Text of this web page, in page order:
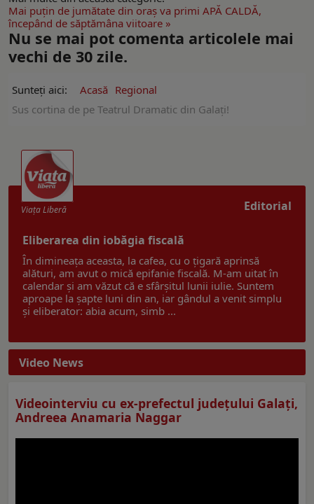
Mai puţin de jumătate din oraş va primi APĂ CALDĂ,
începând de săptămâna viitoare »
Nu se mai pot comenta articolele mai
vechi de 30 zile.
Sunteți aici: Acasă Regional
Sus cortina de pe Teatrul Dramatic din Galaţi!
Editorial
Viaţa Liberă
Eliberarea din iobăgia fiscală
În dimineața aceasta, la cafea, cu o țigară aprinsă
alături, am avut o mică epifanie fiscală. M-am uitat în
calendar și am văzut că e sfârșitul lunii iulie. Suntem
aproape la șapte luni din an, iar gândul a venit simplu
și eliberator: abia acum, simb ...
Video News
Videointerviu cu ex-prefectul judeţului Galaţi,
Andreea Anamaria Naggar